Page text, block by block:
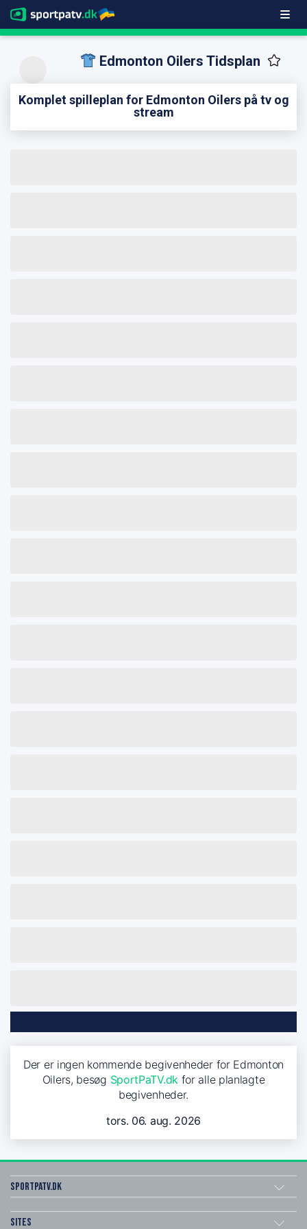
Edmonton Oilers Tidsplan
Komplet spilleplan for Edmonton Oilers på tv og
stream
Der er ingen kommende begivenheder for Edmonton
Oilers, besøg SportPaTV.dk for alle planlagte
begivenheder.
tors. 06. aug. 2026
SportPaTV.dk
Sites